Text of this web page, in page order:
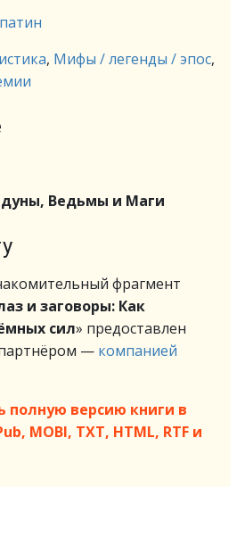
, Мифы / легенды / эпос,
Ведьмы и Маги
фрагмент
и заговоры: Как
сил» предоставлен
— компанией
полную версию книги в
MOBI, TXT, HTML, RTF и